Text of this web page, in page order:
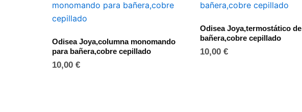
Odisea Joya,columna monomando
para bañera,cobre cepillado
10,00 €
Odisea Joya,termostático de
bañera,cobre cepillado
10,00 €